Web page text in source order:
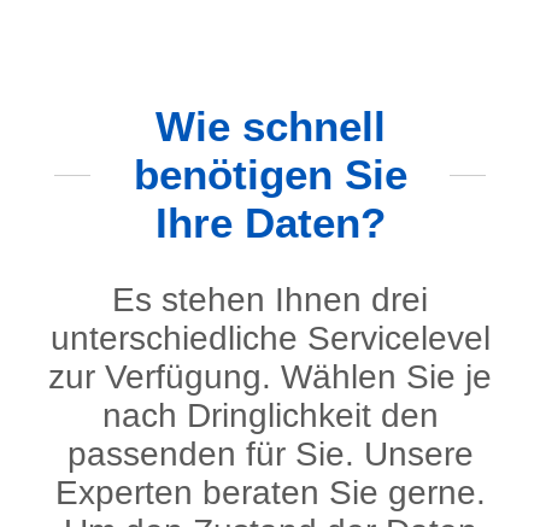
Wie schnell
benötigen Sie
Ihre Daten?
Es stehen Ihnen drei
unterschiedliche Servicelevel
zur Verfügung. Wählen Sie je
nach Dringlichkeit den
passenden für Sie. Unsere
Experten beraten Sie gerne.